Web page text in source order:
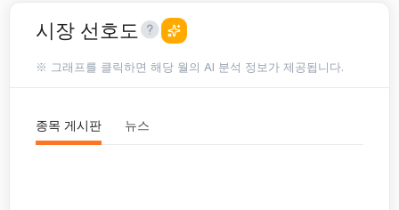
시장 선호도
※ 그래프를 클릭하면 해당 월의 AI 분석 정보가 제공됩니다.
종목 게시판 뉴스